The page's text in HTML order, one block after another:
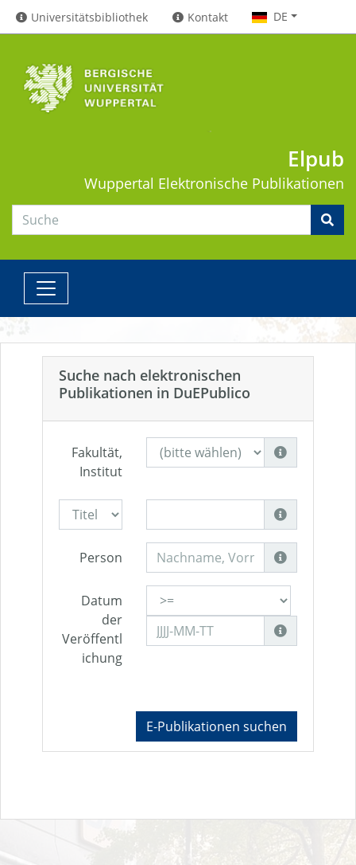
Universitätsbibliothek Kontakt DE
Elpub
Wuppertal Elektronische Publikationen
Suche nach elektronischen
Publikationen in DuEPublico
Fakultät,
Institut
Person
Datum
der
Veröffentl
ichung
E-Publikationen suchen